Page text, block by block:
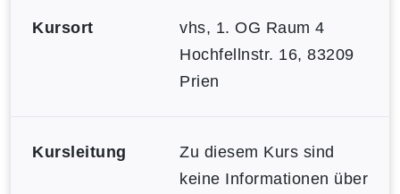
Kursort
vhs, 1. OG Raum 4
Hochfellnstr. 16, 83209
Prien
Kursleitung
Zu diesem Kurs sind
keine Informationen über